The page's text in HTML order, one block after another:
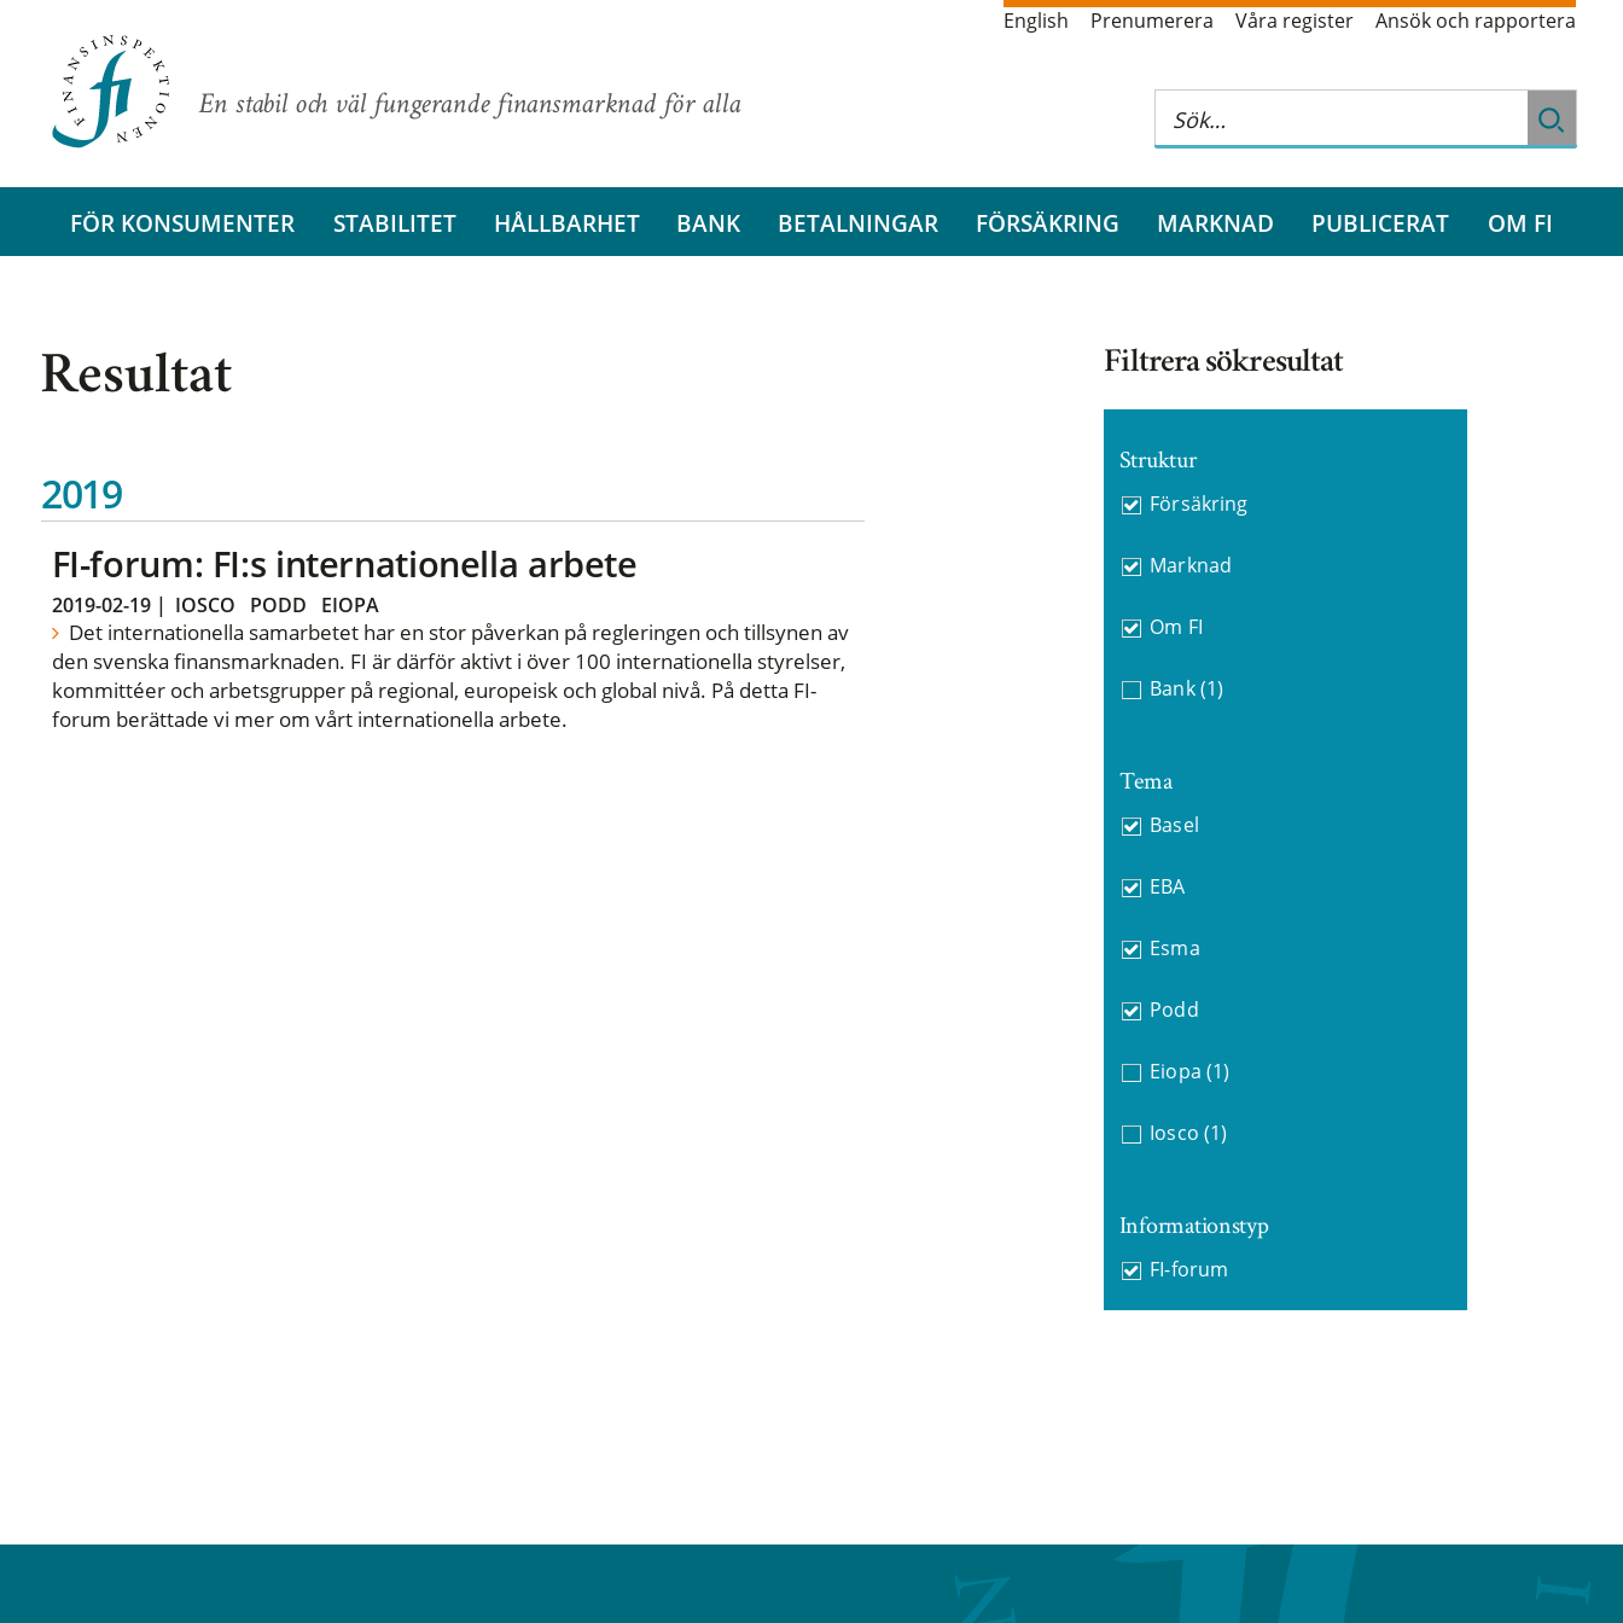
En stabil och väl fungerande finansmarknad för alla
English Prenumerera Våra register Ansök och rapportera
FÖR KONSUMENTER STABILITET HÅLLBARHET BANK BETALNINGAR FÖRSÄKRING MARKNAD PUBLICERAT OM FI
Resultat
2019
FI-forum: FI:s internationella arbete
2019-02-19| IOSCO PODD EIOPA
Det internationella samarbetet har en stor påverkan på regleringen och tillsynen av
den svenska finansmarknaden. FI är därför aktivt i över 100 internationella styrelser,
kommittéer och arbetsgrupper på regional, europeisk och global nivå. På detta FI-
forum berättade vi mer om vårt internationella arbete.
Filtrera sökresultat
Struktur
Försäkring
Marknad
Om FI
Bank (1)
Tema
Basel
EBA
Esma
Podd
Eiopa (1)
Iosco (1)
Informationstyp
FI-forum